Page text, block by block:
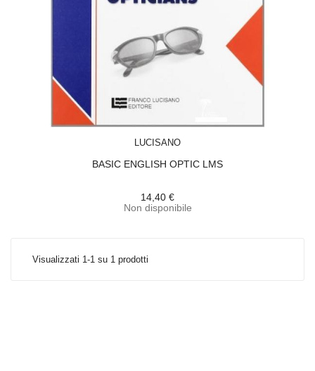
LUCISANO
BASIC ENGLISH OPTIC LMS
14,40 €
Non disponibile
Visualizzati 1-1 su 1 prodotti